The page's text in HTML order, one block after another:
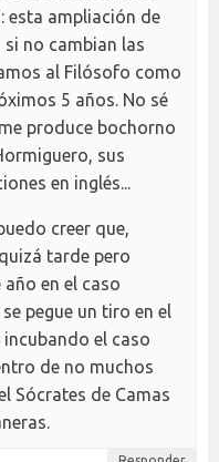
esta ampliación de
no cambian las
al Filósofo como
5 años. No sé
produce bochorno
sus
en inglés...
creer que,
tarde pero
en el caso
pegue un tiro en el
el caso
de no muchos
Sócrates de Camas